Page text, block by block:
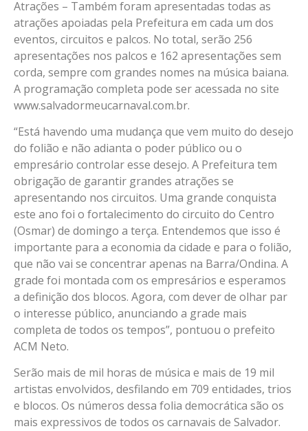
Atrações – Também foram apresentadas todas as
atrações apoiadas pela Prefeitura em cada um dos
eventos, circuitos e palcos. No total, serão 256
apresentações nos palcos e 162 apresentações sem
corda, sempre com grandes nomes na música baiana.
A programação completa pode ser acessada no site
www.salvadormeucarnaval.com.br.
“Está havendo uma mudança que vem muito do desejo
do folião e não adianta o poder público ou o
empresário controlar esse desejo. A Prefeitura tem
obrigação de garantir grandes atrações se
apresentando nos circuitos. Uma grande conquista
este ano foi o fortalecimento do circuito do Centro
(Osmar) de domingo a terça. Entendemos que isso é
importante para a economia da cidade e para o folião,
que não vai se concentrar apenas na Barra/Ondina. A
grade foi montada com os empresários e esperamos
a definição dos blocos. Agora, com dever de olhar par
o interesse público, anunciando a grade mais
completa de todos os tempos”, pontuou o prefeito
ACM Neto.
Serão mais de mil horas de música e mais de 19 mil
artistas envolvidos, desfilando em 709 entidades, trios
e blocos. Os números dessa folia democrática são os
mais expressivos de todos os carnavais de Salvador.